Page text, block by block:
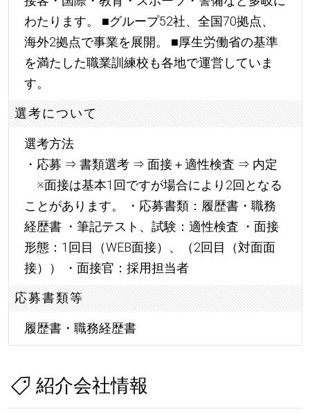
わたります。 ■グループ52社、全国70拠点、
海外2拠点で事業を展開。 ■厚生労働省の基準
を満たした職業訓練校も各地で運営していま
す。
選考について
選考方法
・応募 ⇒ 書類選考 ⇒ 面接＋適性検査 ⇒ 内定
※面接は基本1回ですが場合により2回となる
ことがあります。 ・応募書類：履歴書・職務
経歴書 ・筆記テスト、試験：適性検査 ・面接
形態：1回目（WEB面接）、（2回目（対面面
接）） ・面接官：採用担当者
応募書類等
履歴書・職務経歴書
紹介会社情報